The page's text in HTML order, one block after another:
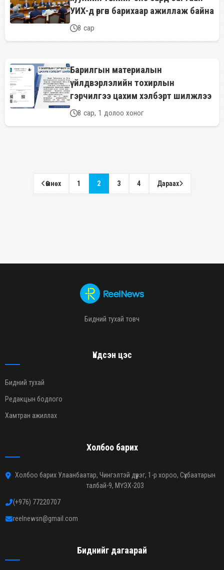
УИХ-д өргөн барихаар ажиллаж байна
8 сар
Барилгын материалын
үйлдвэрлэлийн тохирлын
гэрчилгээ цахим хэлбэрт шилжлээ
8 сар, 1 долоо хоног
Өмнөх 1 2 3 4 Дараах
Бидний тухай товч
Үндсэн цэс
Бидний тухай
Редакцын бодлого
Хамтран ажиллах
Холбоо барих
Холбоо барих Улаанбаатар, Чингэлтэй дүүрэг, 1-р хороо, Сүхбаатарын
талбай-9, МҮЭХ-203
(+976) 77220707
reelnewsn@gmail.com
Биднийг дагаарай